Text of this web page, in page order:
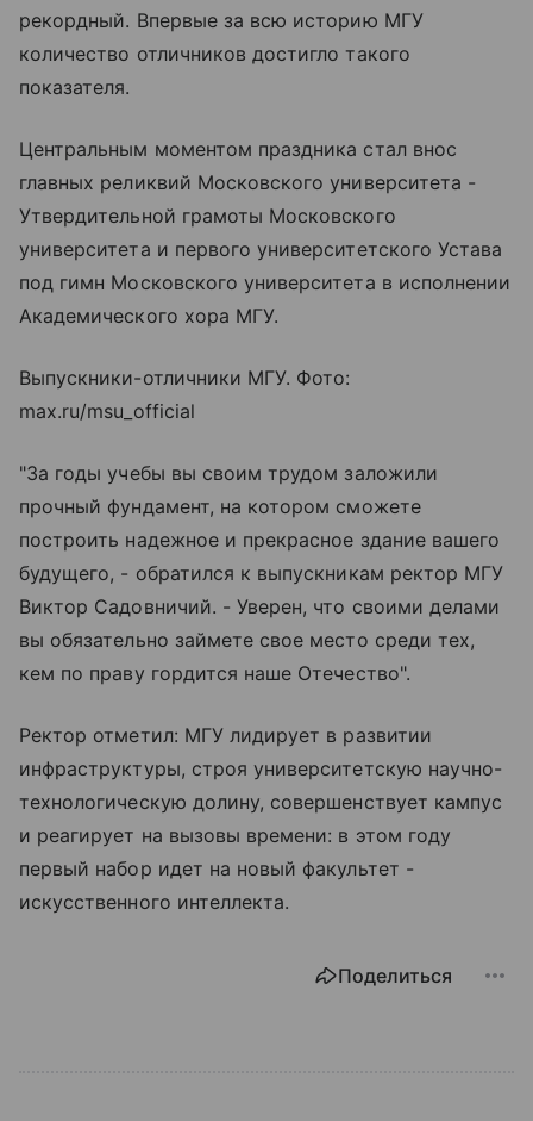
рекордный. Впервые за всю историю МГУ
количество отличников достигло такого
показателя.
Центральным моментом праздника стал внос
главных реликвий Московского университета -
Утвердительной грамоты Московского
университета и первого университетского Устава
под гимн Московского университета в исполнении
Академического хора МГУ.
Выпускники-отличники МГУ. Фото:
max.ru/msu_official
"За годы учебы вы своим трудом заложили
прочный фундамент, на котором сможете
построить надежное и прекрасное здание вашего
будущего, - обратился к выпускникам ректор МГУ
Виктор Садовничий. - Уверен, что своими делами
вы обязательно займете свое место среди тех,
кем по праву гордится наше Отечество".
Ректор отметил: МГУ лидирует в развитии
инфраструктуры, строя университетскую научно-
технологическую долину, совершенствует кампус
и реагирует на вызовы времени: в этом году
первый набор идет на новый факультет -
искусственного интеллекта.
Поделиться